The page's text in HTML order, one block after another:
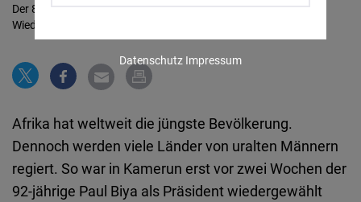
Der 83-jährige Alassane Dramane Ouattara stellt sich zur
Wiederwahl auf.
Afrika hat weltweit die jüngste Bevölkerung.
Dennoch werden viele Länder von uralten Männern
regiert. So war in Kamerun erst vor zwei Wochen der
92-jährige Paul Biya als Präsident wiedergewählt
Google
Maps
Embed
Cloudinary
Datenschutz Impressum